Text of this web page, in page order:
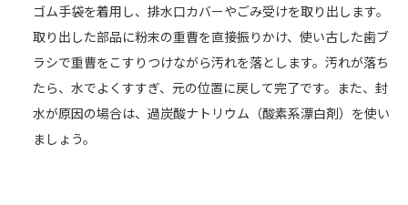
ゴム手袋を着用し、排水口カバーやごみ受けを取り出します。
取り出した部品に粉末の重曹を直接振りかけ、使い古した歯ブ
ラシで重曹をこすりつけながら汚れを落とします。汚れが落ち
たら、水でよくすすぎ、元の位置に戻して完了です。また、封
水が原因の場合は、過炭酸ナトリウム（酸素系漂白剤）を使い
ましょう。